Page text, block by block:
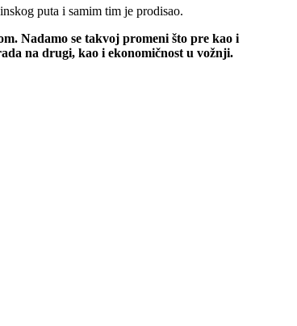
puta i samim tim je prodisao.
Nadamo se takvoj promeni što pre kao i
na drugi, kao i ekonomičnost u vožnji.